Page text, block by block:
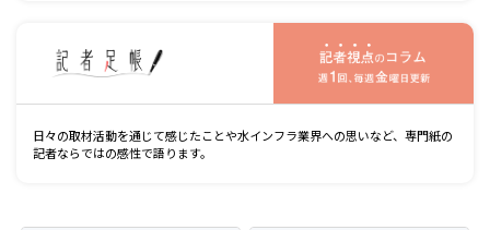
日々の取材活動を通じて感じたことや水インフラ業界への思いなど、専門紙の
記者ならではの感性で語ります。